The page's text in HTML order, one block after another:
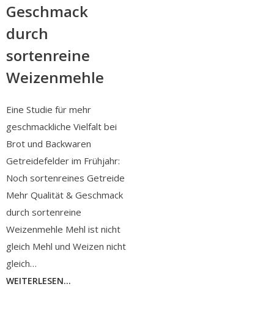
Geschmack
durch
sortenreine
Weizenmehle
Eine Studie für mehr
geschmackliche Vielfalt bei
Brot und Backwaren
Getreidefelder im Frühjahr:
Noch sortenreines Getreide
Mehr Qualität & Geschmack
durch sortenreine
Weizenmehle Mehl ist nicht
gleich Mehl und Weizen nicht
gleich…
WEITERLESEN...